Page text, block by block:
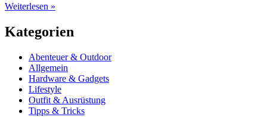
Die
Tipps
für
entspannten
Familienurlaub
Weiterlesen »
Kategorien
Abenteuer & Outdoor
Allgemein
Hardware & Gadgets
Lifestyle
Outfit & Ausrüstung
Tipps & Tricks